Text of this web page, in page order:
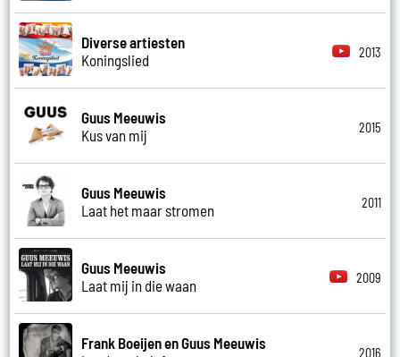
Diverse artiesten
Koningslied
2013
Guus Meeuwis
Kus van mij
2015
Guus Meeuwis
Laat het maar stromen
2011
Guus Meeuwis
Laat mij in die waan
2009
Frank Boeijen en Guus Meeuwis
2016